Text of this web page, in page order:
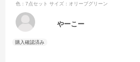
色：7点セット サイズ：オリーブグリーン
やーこー